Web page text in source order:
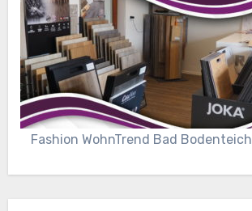
Fashion WohnTrend Bad Bodenteich